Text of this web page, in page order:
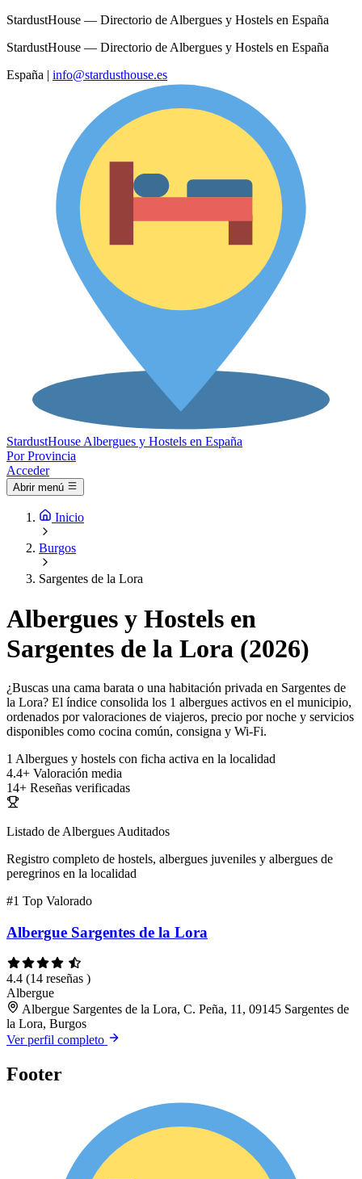
StardustHouse — Directorio de Albergues y Hostels en España
StardustHouse — Directorio de Albergues y Hostels en España
España | info@stardusthouse.es
StardustHouse Albergues y Hostels en España
Por Provincia
Acceder
Abrir menú
Inicio
Burgos
Sargentes de la Lora
Albergues y Hostels en
Sargentes de la Lora (2026)
¿Buscas una cama barata o una habitación privada en Sargentes de
la Lora? El índice consolida los 1 albergues activos en el municipio,
ordenados por valoraciones de viajeros, precio por noche y servicios
disponibles como cocina común, consigna y Wi-Fi.
1 Albergues y hostels con ficha activa en la localidad
4.4+ Valoración media
14+ Reseñas verificadas
Listado de Albergues Auditados
Registro completo de hostels, albergues juveniles y albergues de
peregrinos en la localidad
#1 Top Valorado
Albergue Sargentes de la Lora
4.4 (14 reseñas )
Albergue
Albergue Sargentes de la Lora, C. Peña, 11, 09145 Sargentes de
la Lora, Burgos
Ver perfil completo
Footer